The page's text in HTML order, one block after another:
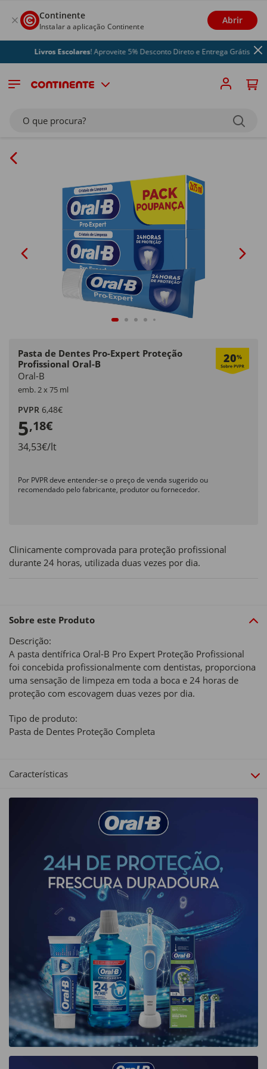
Continente
Instalar a aplicação Continente
Abrir
Livros Escolares! Aproveite 5% Desconto Direto e Entrega Grátis
O que procura?
Pasta de Dentes Pro-Expert Proteção
Profissional Oral-B
20%
Oral-B
emb. 2 x 75 ml
PVPR 6,48€
5,18€
34,53€/lt
Por PVPR deve entender-se o preço de venda sugerido ou
recomendado pelo fabricante, produtor ou fornecedor.
Clinicamente comprovada para proteção profissional
durante 24 horas, utilizada duas vezes por dia.
Sobre este Produto
Descrição:
A pasta dentífrica Oral-B Pro Expert Proteção Profissional
foi concebida profissionalmente com dentistas, proporciona
uma sensação de limpeza em toda a boca e 24 horas de
proteção com escovagem duas vezes por dia.
Tipo de produto:
Pasta de Dentes Proteção Completa
Características